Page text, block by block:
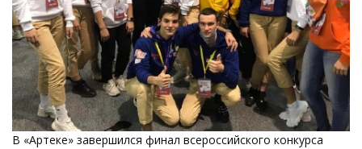
В «Артеке» завершился финал всероссийского конкурса